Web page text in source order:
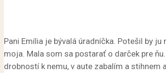
Pani Emília je bývalá úradníčka. Potešil by
moja. Mala som sa postarať o darček pre
drobností k nemu, v aute zabalím a